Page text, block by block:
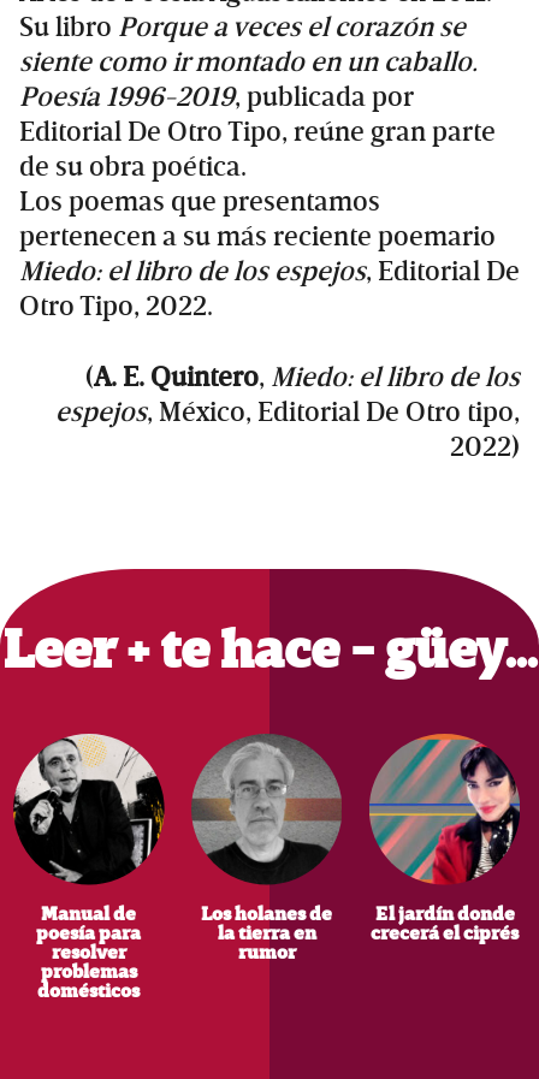
Su libro Porque a veces el corazón se
siente como ir montado en un caballo.
Poesía 1996-2019, publicada por
Editorial De Otro Tipo, reúne gran parte
de su obra poética.
Los poemas que presentamos
pertenecen a su más reciente poemario
Miedo: el libro de los espejos, Editorial De
Otro Tipo, 2022.
(A. E. Quintero, Miedo: el libro de los
espejos, México, Editorial De Otro tipo,
2022)
Primary
Sidebar
Leer + te hace - güey…
Manual de
poesía para
resolver
problemas
domésticos
Los holanes de
la tierra en
rumor
El jardín donde
crecerá el ciprés